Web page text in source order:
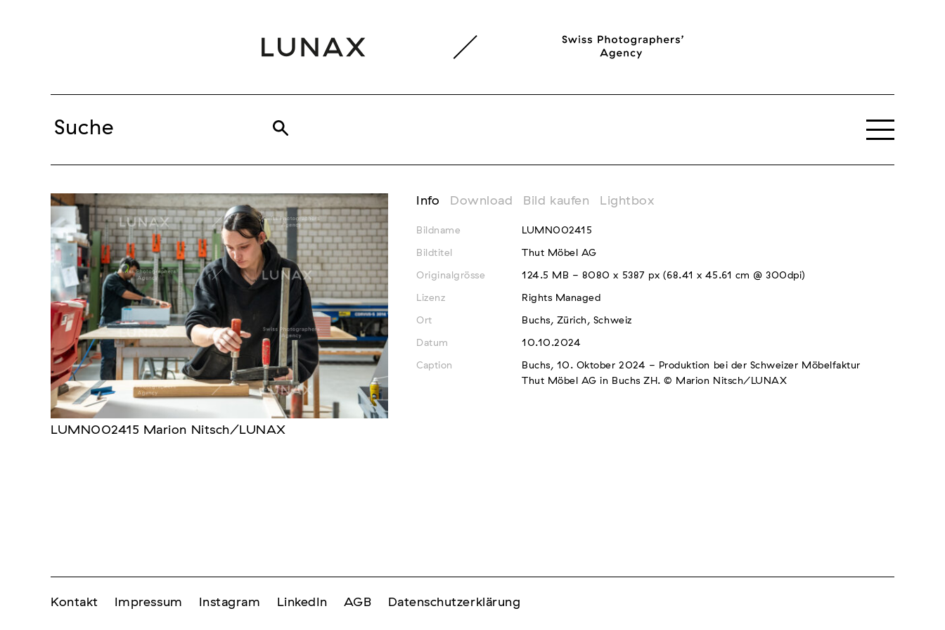
LUMN002415 Marion Nitsch/LUNAX
Info Download Bild kaufen Lightbox
Bildname LUMN002415
Bildtitel Thut Möbel AG
Originalgrösse 124.5 MB - 8080 x 5387 px (68.41 x 45.61 cm @ 300dpi)
Lizenz Rights Managed
Ort Buchs, Zürich, Schweiz
Datum 10.10.2024
Caption
Buchs, 10. Oktober 2024 - Produktion bei der Schweizer Möbelfaktur
Thut Möbel AG in Buchs ZH. © Marion Nitsch/LUNAX
Kontakt Impressum Instagram LinkedIn AGB Datenschutzerklärung